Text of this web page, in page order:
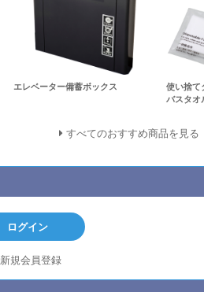
エレベーター備蓄ボックス
使い捨て
バスタオ
すべてのおすすめ商品を見る
ログイン
新規会員登録